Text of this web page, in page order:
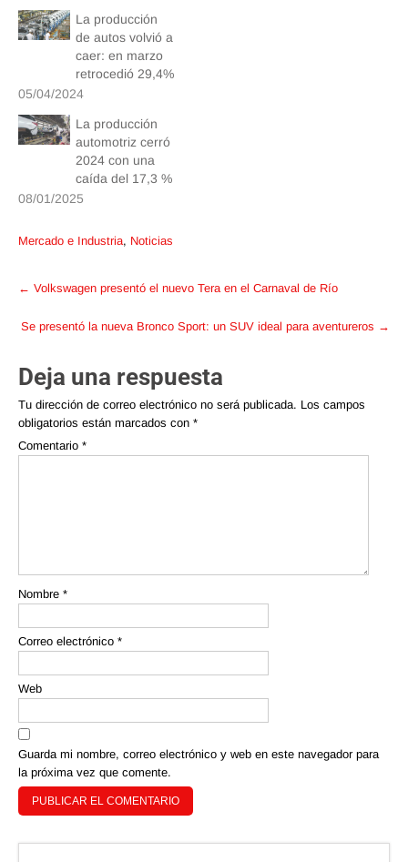
La producción
de autos volvió a
caer: en marzo
retrocedió 29,4%
05/04/2024
La producción
automotriz cerró
2024 con una
caída del 17,3 %
08/01/2025
Mercado e Industria, Noticias
Post
← Volkswagen presentó el nuevo Tera en el Carnaval de Río
Se presentó la nueva Bronco Sport: un SUV ideal para aventureros →
Deja una respuesta
Tu dirección de correo electrónico no será publicada. Los campos
obligatorios están marcados con *
Comentario *
Nombre *
Correo electrónico *
Web
Guarda mi nombre, correo electrónico y web en este navegador para
la próxima vez que comente.